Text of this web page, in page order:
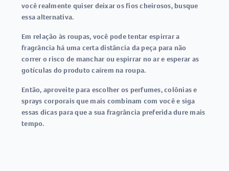
você realmente quiser deixar os fios cheirosos, busque
essa alternativa.
Em relação às roupas, você pode tentar espirrar a
fragrância há uma certa distância da peça para não
correr o risco de manchar ou espirrar no ar e esperar as
gotículas do produto caírem na roupa.
Então, aproveite para escolher os perfumes, colônias e
sprays corporais que mais combinam com você e siga
essas dicas para que a sua fragrância preferida dure mais
tempo.